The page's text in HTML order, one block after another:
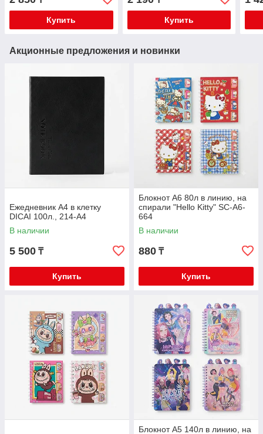
Купить Купить
Акционные предложения и новинки
Ежедневник А4 в клетку
DICAI 100л., 214-A4
В наличии
5 500 ₸
Купить
Блокнот А6 80л в линию, на
спирали "Hello Kitty" SC-A6-
664
В наличии
880 ₸
Купить
Блокнот А5 140л в линию, на